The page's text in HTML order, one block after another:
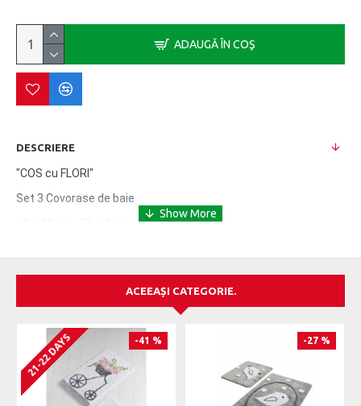
ADAUGĂ ÎN COŞ
DESCRIERE
"COS cu FLORI"
Set 3 Covorase de baie
60x100cm - 50x60cm - 40x60cm
Baza non-alunecare.
Se poate spăla la 30 ° C în mașina de spălat.
Soft și confortabil.
Material rezistent la decolorare
ACEEAȘI CATEGORIE.
-41 %
21-22 DAYS -27 %